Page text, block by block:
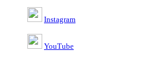
Instagram
YouTube